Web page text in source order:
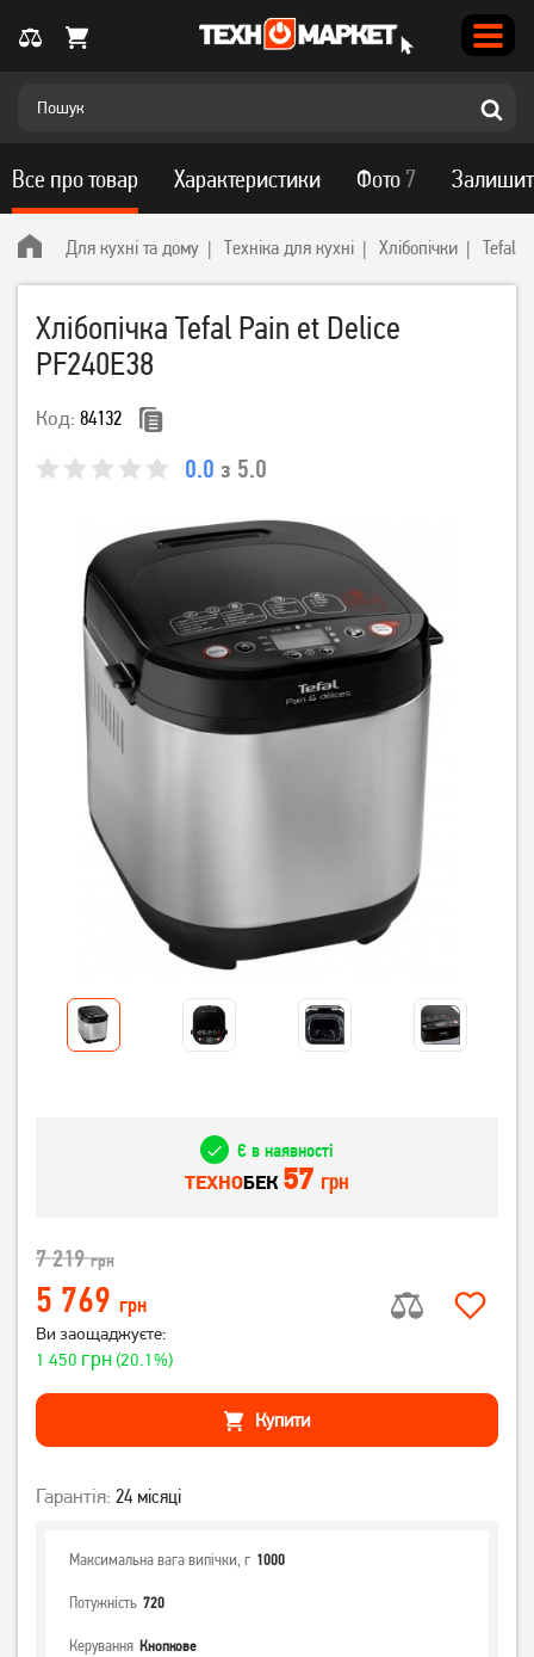
Для кухні та дому Техніка для кухні Хлібопічки Tefal
Хлібопічка Tefal Pain et Delice
PF240E38
Код: 84132
0.0 з 5.0
Все про товар Характеристики Фото 7
Є в наявності
ТЕХНОБЕК 57 грн
7 219грн
5 769 грн
Ви заощаджуєте:
1 450 грн(20.1%)
Купити
Гарантія: 24 місяці
Максимальна вага випічки, г 1000
Потужність 720
Керування Кнопкове